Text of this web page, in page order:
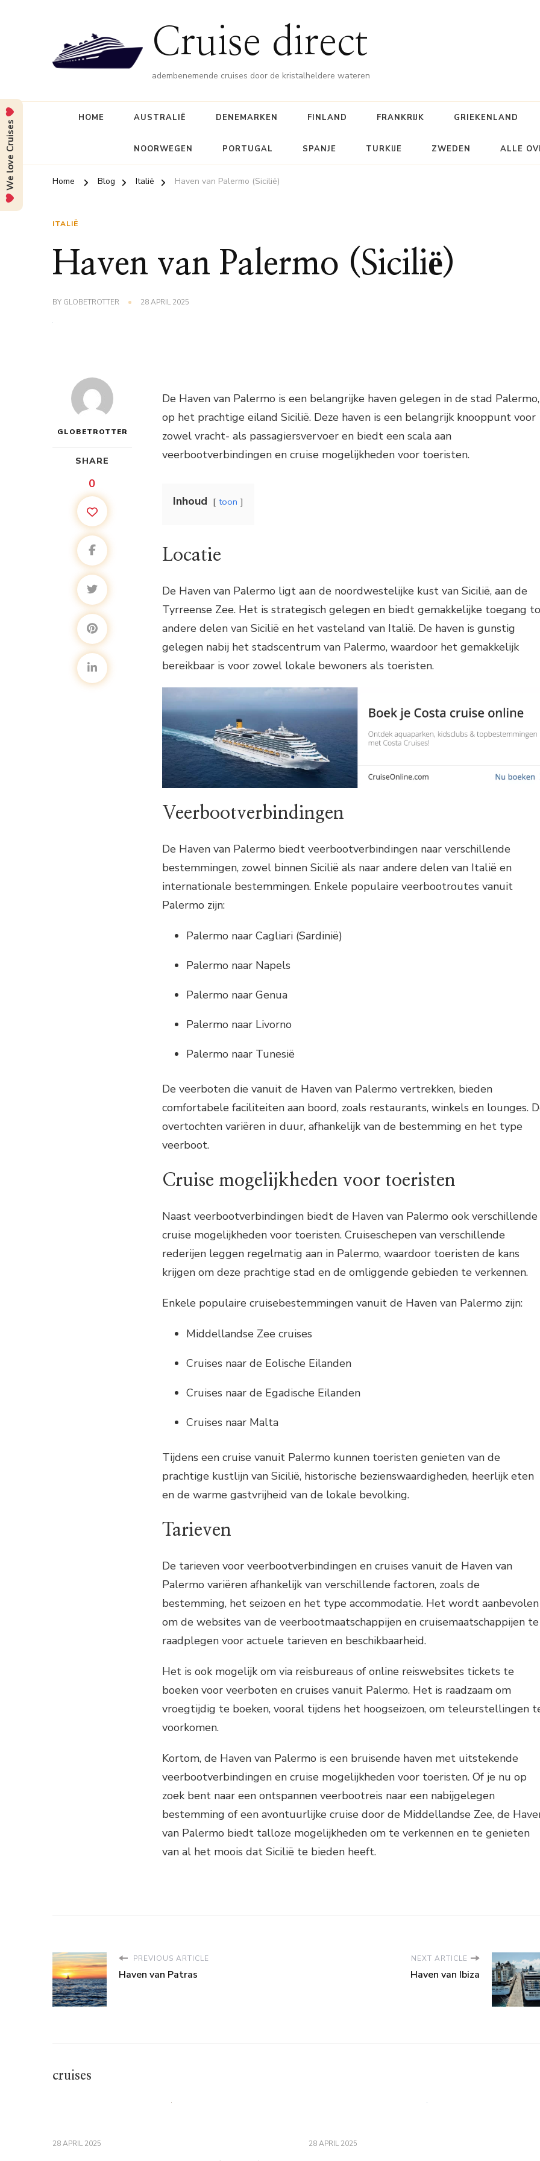
Cruise direct
adembenemende cruises door de kristalheldere wateren
HOME AUSTRALIË DENEMARKEN FINLAND FRANKRIJK GRIEKENLAND
NOORWEGEN PORTUGAL SPANJE TURKIJE ZWEDEN ALLE
Home Blog Italië Haven van Palermo (Sicilië)
ITALIË
Haven van Palermo (Sicilië)
BY GLOBETROTTER 28 APRIL 2025
GLOBETROTTER
SHARE
0
De Haven van Palermo is een belangrijke haven gelegen in de stad Palermo,
op het prachtige eiland Sicilië. Deze haven is een belangrijk knooppunt voor
zowel vracht- als passagiersvervoer en biedt een scala aan
veerbootverbindingen en cruise mogelijkheden voor toeristen.
Inhoud toon
Locatie
De Haven van Palermo ligt aan de noordwestelijke kust van Sicilië, aan de
Tyrreense Zee. Het is strategisch gelegen en biedt gemakkelijke toegang
andere delen van Sicilië en het vasteland van Italië. De haven is gunstig
gelegen nabij het stadscentrum van Palermo, waardoor het gemakkelijk
bereikbaar is voor zowel lokale bewoners als toeristen.
Veerbootverbindingen
De Haven van Palermo biedt veerbootverbindingen naar verschillende
bestemmingen, zowel binnen Sicilië als naar andere delen van Italië en
internationale bestemmingen. Enkele populaire veerbootroutes vanuit
Palermo zijn:
Palermo naar Cagliari (Sardinië)
Palermo naar Napels
Palermo naar Genua
Palermo naar Livorno
Palermo naar Tunesië
De veerboten die vanuit de Haven van Palermo vertrekken, bieden
comfortabele faciliteiten aan boord, zoals restaurants, winkels en lounges.
overtochten variëren in duur, afhankelijk van de bestemming en het type
veerboot.
Cruise mogelijkheden voor toeristen
Naast veerbootverbindingen biedt de Haven van Palermo ook verschillende
cruise mogelijkheden voor toeristen. Cruiseschepen van verschillende
rederijen leggen regelmatig aan in Palermo, waardoor toeristen de kans
krijgen om deze prachtige stad en de omliggende gebieden te verkennen.
Enkele populaire cruisebestemmingen vanuit de Haven van Palermo zijn:
Middellandse Zee cruises
Cruises naar de Eolische Eilanden
Cruises naar de Egadische Eilanden
Cruises naar Malta
Tijdens een cruise vanuit Palermo kunnen toeristen genieten van de
prachtige kustlijn van Sicilië, historische bezienswaardigheden, heerlijk eten
en de warme gastvrijheid van de lokale bevolking.
Tarieven
De tarieven voor veerbootverbindingen en cruises vanuit de Haven van
Palermo variëren afhankelijk van verschillende factoren, zoals de
bestemming, het seizoen en het type accommodatie. Het wordt aanbevolen
om de websites van de veerbootmaatschappijen en cruisemaatschappijen te
raadplegen voor actuele tarieven en beschikbaarheid.
Het is ook mogelijk om via reisbureaus of online reiswebsites tickets te
boeken voor veerboten en cruises vanuit Palermo. Het is raadzaam om
vroegtijdig te boeken, vooral tijdens het hoogseizoen, om teleurstellingen
voorkomen.
Kortom, de Haven van Palermo is een bruisende haven met uitstekende
veerbootverbindingen en cruise mogelijkheden voor toeristen. Of je nu op
zoek bent naar een ontspannen veerbootreis naar een nabijgelegen
bestemming of een avontuurlijke cruise door de Middellandse Zee, de
van Palermo biedt talloze mogelijkheden om te verkennen en te genieten
van al het moois dat Sicilië te bieden heeft.
PREVIOUS ARTICLE
Haven van Patras
NEXT ARTICLE
Haven van Ibiza
cruises
28 APRIL 2025 28 APRIL 2025
We love Cruises